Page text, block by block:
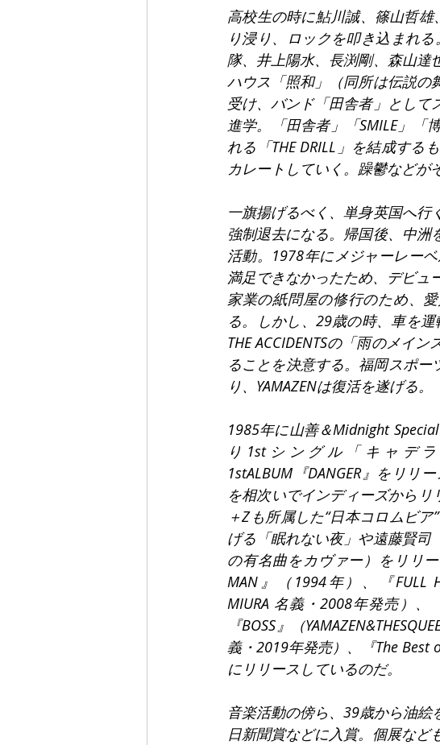
高校生の時に鮎川誠、篠山哲雄
り浸り、ロックを叩き込まれ
隊、井上陽水、長渕剛、森山達
ハウス「照和」（同所は伝説の
受け、バンド「田舎者」とし
進学。「田舎者」「SMILE」「
れる「THE DRILL」を結成する
カレートしていく。躁鬱などが
一旗揚げるべく、単身英国へ行
強制退去になる。帰国後、中
活動。1978年にメジャーレー
満足できなかったため、デビュ
家業の紙問屋の修行のため、
る。しかし、29歳の時、車を
THE ACCIDENTSの「雨のメイ
ることを決意する。福岡スポー
り、YAMAZENは復活を遂げる。
1985年に山善＆Midnight
り1stシングル「キャデラ
1stALBUM『DANGER』をリリ
を相次いでインディーズからリ
＋Zも所属した“日本コロムビ
げる「眠れない夜」や遠藤賢司
の有名曲をカヴァー）をリリ
MAN』（1994年）、『FULL
MIURA 名義・2008年発売）、
『BOSS』（
義・2019年発売）、『The Best
にリリースしているのだ。
音楽活動の傍ら、39歳から油
日新聞賞などに入賞。個展など